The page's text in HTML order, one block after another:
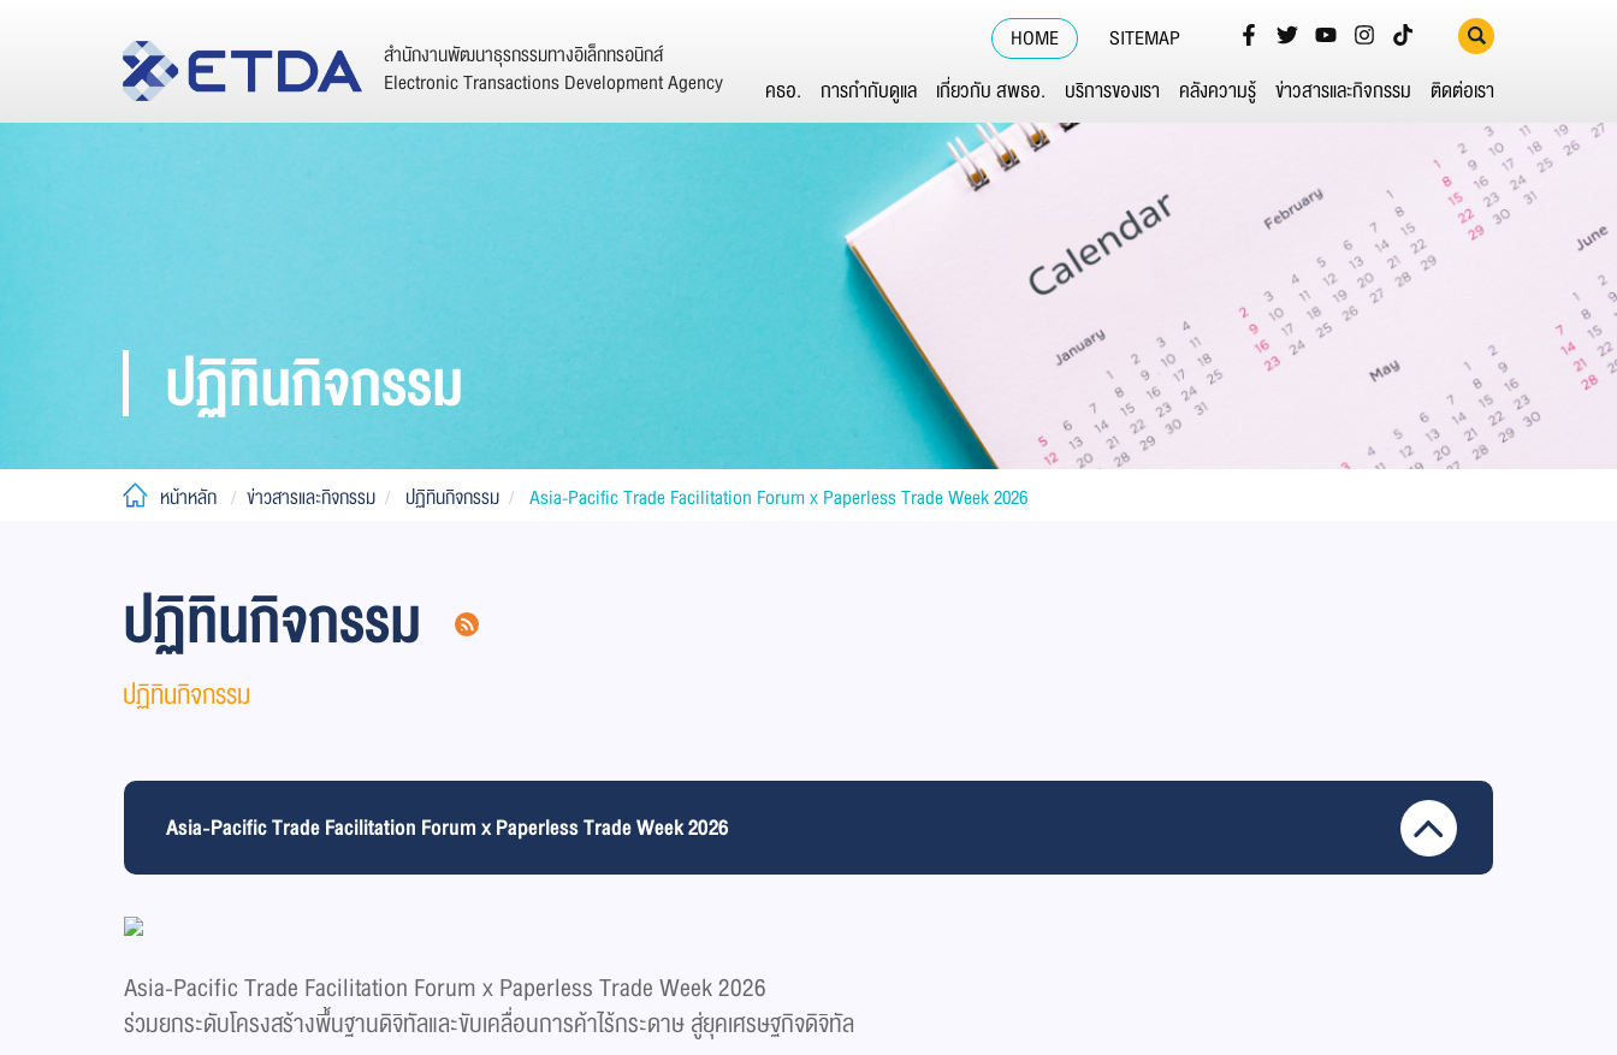
HOME SITEMAP
สำนักงานพัฒนาธุรกรรมทางอิเล็กทรอนิกส์
Electronic Transactions Development Agency
คธอ. การกำกับดูแล เกี่ยวกับ สพธอ. บริการของเรา คลังความรู้ ข่าวสารและกิจกรรม ติดต่อเรา
ปฏิทินกิจกรรม
หน้าหลัก ข่าวสารและกิจกรรม ปฏิทินกิจกรรม Asia-Pacific Trade Facilitation Forum x Paperless Trade Week 2026
ปฏิทินกิจกรรม
ปฏิทินกิจกรรม
Asia-Pacific Trade Facilitation Forum x Paperless Trade Week 2026
Asia-Pacific Trade Facilitation Forum x Paperless Trade Week 2026
ร่วมยกระดับโครงสร้างพื้นฐานดิจิทัลและขับเคลื่อนการค้าไร้กระดาษ สู่ยุคเศรษฐกิจดิจิทัล